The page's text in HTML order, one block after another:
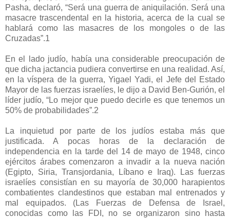
Pasha, declaró, “Será una guerra de aniquilación. Será una
masacre trascendental en la historia, acerca de la cual se
hablará como las masacres de los mongoles o de las
Cruzadas”.1
En el lado judío, había una considerable preocupación de
que dicha jactancia pudiera convertirse en una realidad. Así,
en la víspera de la guerra, Yigael Yadi, el Jefe del Estado
Mayor de las fuerzas israelíes, le dijo a David Ben-Gurión, el
líder judío, “Lo mejor que puedo decirle es que tenemos un
50% de probabilidades”.2
La inquietud por parte de los judíos estaba más que
justificada. A pocas horas de la declaración de
independencia en la tarde del 14 de mayo de 1948, cinco
ejércitos árabes comenzaron a invadir a la nueva nación
(Egipto, Siria, Transjordania, Líbano e Iraq). Las fuerzas
israelíes consistían en su mayoría de 30,000 harapientos
combatientes clandestinos que estaban mal entrenados y
mal equipados. (Las Fuerzas de Defensa de Israel,
conocidas como las FDI, no se organizaron sino hasta